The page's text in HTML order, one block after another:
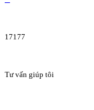
17177
Tư vấn giúp tôi